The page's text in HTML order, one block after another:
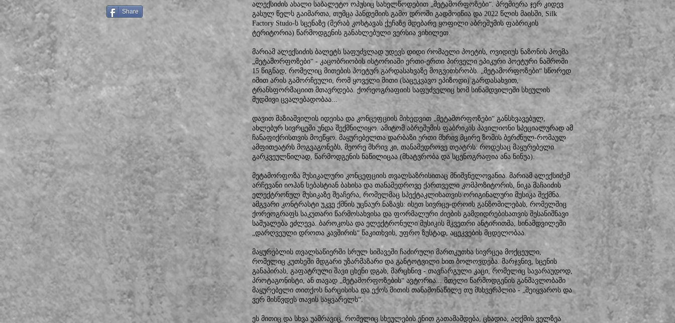
Share
ალექსიძის ახალი საბალეტო ოპუსიც სახელწოდებით „მეტამორფოზები“. პრემიერა ჯერ კიდევ
გასულ წელს გაიმართა, თუმცა პანდემიის გამო დროში გადმოიწია და 2022 წლის მაისში, Silk
Factory Studo-ს სცენაზე (მერაბ კოსტავას ქუჩაზე მდებარე ყოფილი აბრეშუმის ფაბრიკის
ტერიტორია) წარმოდგენის განახლებული ვერსია ვიხილეთ.
მარიამ ალექსიძის ბალეტს საფუძვლად უდევს დიდი რომაელი პოეტის, ოვიდიუს ნაზონის პოემა
„მეტამორფოზები“ - კაცობრიობის ისტორიაში ერთი-ერთი პირველი ეპიკური პოეტური ნაშრომი
15 წიგნად, რომელიც მითების პოეტურ გარდასახვაზე მოგვითხრობს. „მეტამორფოზები“ სწორედ
იმით არის გამორჩეული, რომ ყოველი მითი (საცეკვავო ეპიზოდი) გარდასახვით,
ტრანსფორმაციით მთავრდება. ქორეოგრაფიის საფუძველიც ხომ სინამდვილეში სხეულის
მუდმივი ცვალებადობაა...
დავით მაზიაშვილის იდეისა და კონცეფციის მიხედვით „მეტამორფოზები“ განსხვავებულ,
ახლებურ სივრცეში უნდა შექმნილიყო. ამიტომ აბრეშუმის ფაბრიკის პავილიონი სპეციალურად ამ
ჩანაფიქრისთვის მოეწყო. მაყურებელთა დარბაზი ერთი მხრივ მცირე ზომის ბერძნულ-რომაულ
ამფითეატრს მოგვაგონებს, მეორე მხრივ კი, თანამედროვე თეატრს: როდესაც მაყურებელი
გარკვეულწილად, წარმოდგენის ნაწილიცაა (მხატვრობა და სცენოგრაფია ანა ნინუა).
მეტამორფოზა მუსიკალური კონცეფციის თვალსაზრისითაც მნიშვნელოვანია. მარიამ ალექსიძემ
არჩევანი იოჰან სებასტიან ბახისა და თანამედროვე ქართველი კომპოზიტორის, ნიკა მაჩაიძის
ელექტრონულ მუსიკაზე შეაჩერა, რომელმაც სპექტაკლისათვის ორიგინალური მუსიკა შექმნა.
ამგვარი კონტრასტი უკვე ქმნის უცნაურ ნაზავს: ისეთ სივრცე-დროის განზომილებას, რომელშიც
ქორეოგრაფს საკუთარი წარმოსახვისა და ფორმალური ძიების გამდიდრებისათვის შესანიშნავი
საშუალება ეძლევა. ბაროკოსა და ელექტრონული მუსიკის მკვეთრი ანტირითმა, სინამდვილეში
„დარღვეული დროთა კავშირის“ წაკითხვის, უფრო ზუსტად, აცეკვების მცდელობაა.
მაყურებლის თვალსაწიერში სრულ სიშავეში ჩაძირული მართკუთხა სივრცეა მოქცეული,
რომელიც კუთხეში მდგარი უზარმაზარი და განტოტვილი ხით ბოლოვდება. მარჯვნივ, სცენის
განაპირას, გაფატრული შავი ცხენი დგას, მარცხნივ - თავჩარგული კაცი, რომელიც სავარაუდოდ,
პროტაგონისტი, ან თავად „მეტამორფოზების“ ავტორია... მთელი წარმოდგენის განმავლობაში
მაყურებელი თითქოს ნარცისისა და ექოს მითის თანამონაწილე თუ მსხვერპლია - „შეიყვაროს და
ვერ მისწვდეს თავის საყვარელს“.
ეს მითიც და სხვა უამრავიც, რომელიც სხეულების ენით გათამაშდება, ცხადია, აღქმის ველზეა